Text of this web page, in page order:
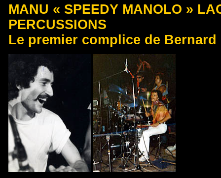
MANU « SPEEDY MANOLO »
PERCUSSIONS
Le premier complice de Bernard